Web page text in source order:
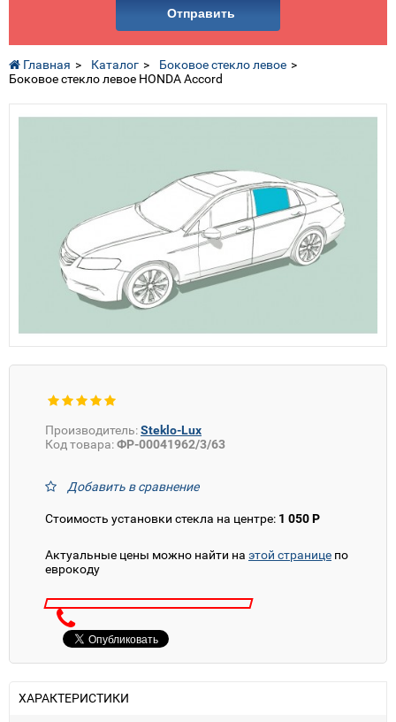
Отправить
Главная Каталог
Боковое стекло левое
Боковое стекло левое HONDA Accord
Производитель:Steklo-Lux
Код товара:ФР-00041962/3/63
Добавить в сравнение
Стоимость установки стекла на центре: 1 050 Р
Актуальные цены можно найти на этой странице по
еврокоду
ХАРАКТЕРИСТИКИ